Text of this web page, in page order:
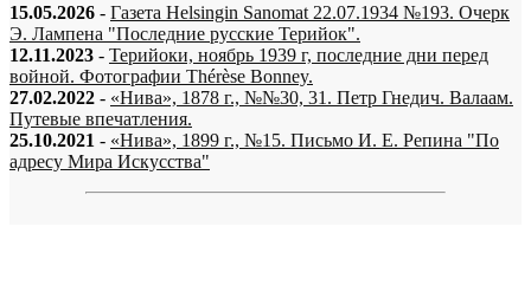
15.05.2026 - Газета Helsingin Sanomat 22.07.1934 №193. Очерк
Э. Лампена "Последние русские Терийок".
12.11.2023 - Терийоки, ноябрь 1939 г, последние дни перед
войной. Фотографии Thérèse Bonney.
27.02.2022 - «Нива», 1878 г., №№30, 31. Петр Гнедич. Валаам.
Путевые впечатления.
25.10.2021 - «Нива», 1899 г., №15. Письмо И. Е. Репина "По
адресу Мира Искусства"